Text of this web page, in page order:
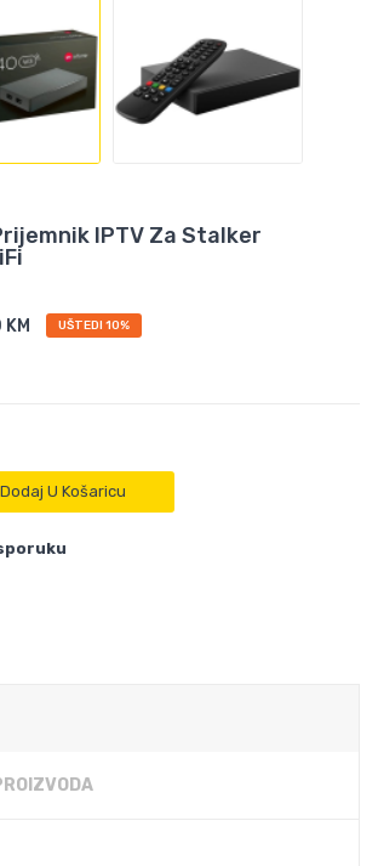
IPTV Za Stalker
UŠTEDI 10%
Dodaj U Košaricu